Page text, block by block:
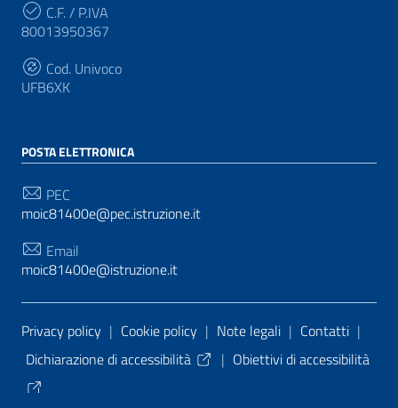
C.F. / P.IVA
80013950367
Cod. Univoco
UFB6XK
POSTA ELETTRONICA
PEC
moic81400e@pec.istruzione.it
Email
moic81400e@istruzione.it
Sezione Link Utili
Privacy policy | Cookie policy | Note legali | Contatti |
Dichiarazione di accessibilità
| Obiettivi di accessibilità